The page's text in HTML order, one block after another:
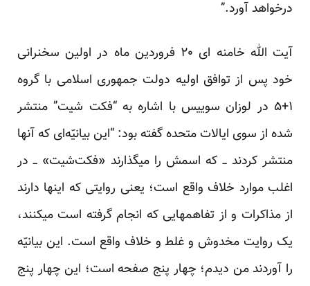
درخواهد آورد.”
آیت الله خامنه ای ۲۰ فروردین ماه در اولین سخنرانی
خود پس از توافق اولیه دولت جمهوری اسلامی با گروه
۱+۵ در لوزان سوییس با اشاره به “فکت شیت” منتشر
شده از سوی ایالات متحده گفته بود: “این بیانیّه‌ای که آنها
منتشر کردند ــ که اسمش را میگذارند «فکت‌شیت» ــ در
اغلب موارد خلاف واقع است؛ یعنی روایتی که اینها دارند
از مذاکرات و از تفاهمهایی که انجام گرفته است میکنند،
یک روایت مخدوش و غلط و خلاف واقع است. این بیانیّه
را آوردند من دیدم؛ چهار پنج صفحه است؛ این چهار پنج